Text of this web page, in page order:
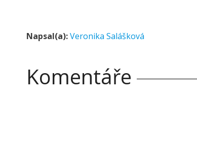
Napsal(a):Veronika Salášková
Komentáře